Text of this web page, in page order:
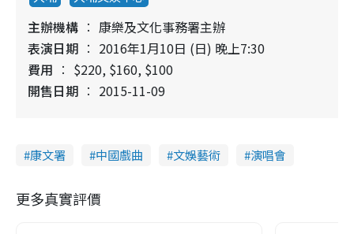
主辦機構
康樂及文化事務署主辦
表演日期
2016年1月10日 (日) 晚上7:30
費用
$220, $160, $100
開售日期
2015-11-09
康文署 中國戲曲 文娛藝術 演唱會
更多真實評價